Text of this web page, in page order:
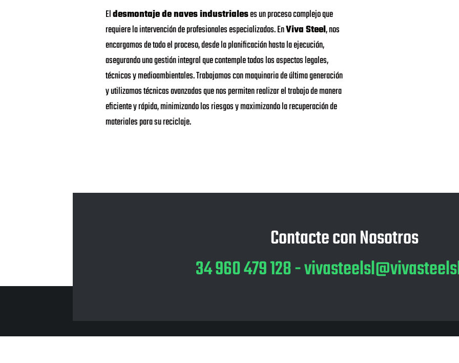
Eldesmontaje de naves industrialeses un proceso complejo que
requiere la intervención de profesionales especializados. EnViva Steel, nos
encargamos de todo el proceso, desde la planificación hasta la ejecución,
asegurando una gestión integral que contemple todos los aspectos legales,
técnicos y medioambientales. Trabajamos con maquinaria de última generación
y utilizamos técnicas avanzadas que nos permiten realizar el trabajo de manera
eficiente y rápida, minimizando los riesgos y maximizando la recuperación de
materiales para su reciclaje.
Contacte con Nosotros
34 960 479 128-